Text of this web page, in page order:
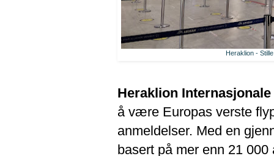
Heraklion -
Heraklion
å være Europas verste
anmeldelser. Med en
basert på mer enn 21